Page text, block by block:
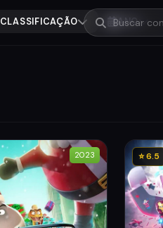
CLASSIFICAÇÃO ANO
2023 ⭐ 6.5